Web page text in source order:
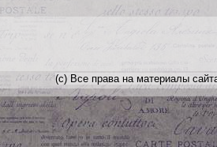
(с) Все права на материалы